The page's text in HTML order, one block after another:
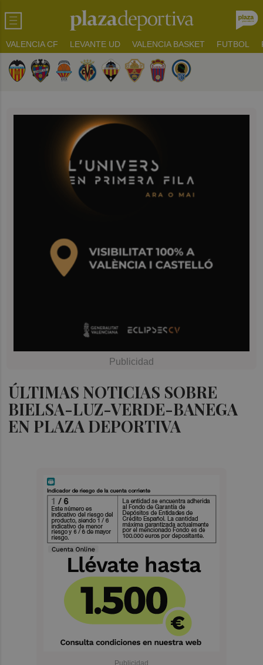
VALENCIA CF LEVANTE UD VALENCIA BASKET FUTBOL
ÚLTIMAS NOTICIAS SOBRE
BIELSA-LUZ-VERDE-BANEGA
EN PLAZA DEPORTIVA